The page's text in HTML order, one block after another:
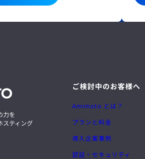
力を
スティング
ご検討中のお客様へ
Amimoto とは？
プランと料金
導入企業事例
認証・セキュリティ